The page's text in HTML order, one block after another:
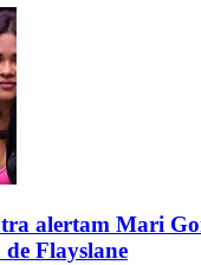
alertam Mari
Flayslane